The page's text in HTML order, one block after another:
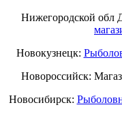
Нижегородской обл
Новокузнецк:
Новороссийск:
Новосибирск: